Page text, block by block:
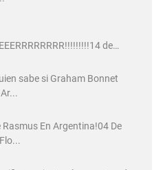
de